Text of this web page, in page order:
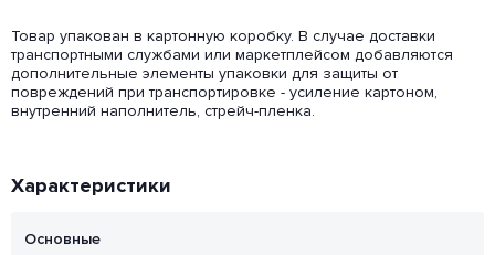
Товар упакован в картонную коробку. В случае доставки
транспортными службами или маркетплейсом добавляются
дополнительные элементы упаковки для защиты от
повреждений при транспортировке - усиление картоном,
внутренний наполнитель, стрейч-пленка.
Характеристики
Основные